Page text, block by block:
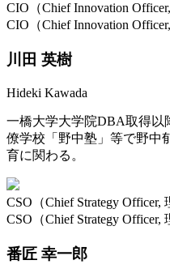
CIO（Chief Innovation Officer,
CIO（Chief Innovation Officer,
川田 英樹
Hideki Kawada
一橋大学大学院DBA取得以
僚学校「野中塾」等で野中
育に関わる。
CSO（Chief Strategy Officer,
CSO（Chief Strategy Officer,
番匠 幸一郎